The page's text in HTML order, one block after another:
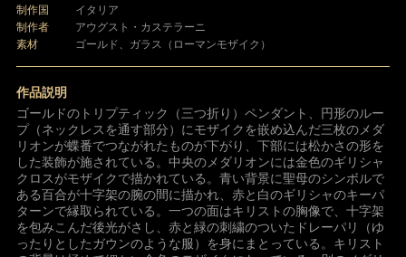
制作国
イタリア
制作者
アウグスト・カステラーニ
素材
ゴールド、ガラス（ローマンモザイク）
作品説明
ゴールドのトリプティック（三つ折り）ペンダント、円形のルー
プ（ネックレスを通す部分）にモザイクを嵌め込んだ三枚のメダ
リオンが蝶番でつながれたものが下がり、下部には松かさの形を
した装飾が施されている。中央のメダリオンには金色のギリシャ
クロスがモザイクで描かれている。青い背景に聖母のシンボルで
ある百合が十字架の腕の間に描かれ、赤と白のギリシャのキーパ
ターンで縁取られている。一つの面はキリストの胸像で、十字架
を包みこんだ後光がさし、赤と緑の刺繍のついたドレーパリ（ゆ
ったりとしたガウンのような服）を身にまとっている。キリスト